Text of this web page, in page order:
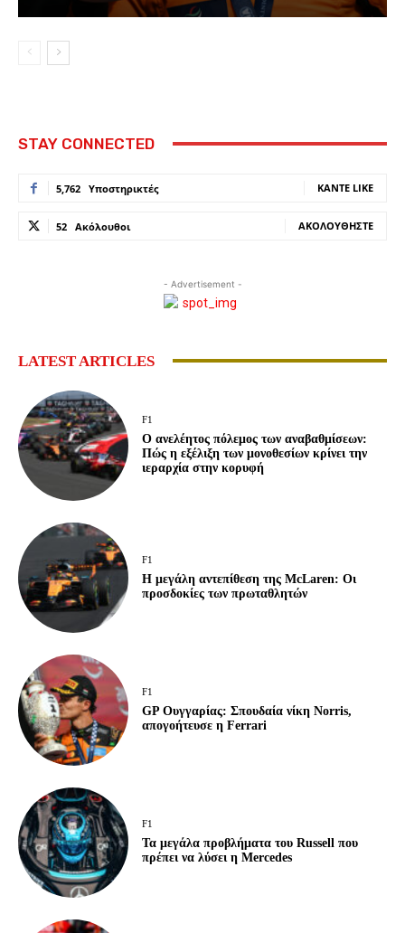
STAY CONNECTED
5,762 Υποστηρικτές ΚΆΝΤΕ LIKE
52 Ακόλουθοι ΑΚΟΛΟΥΘΉΣΤΕ
- Advertisement -
LATEST ARTICLES
F1
Ο ανελέητος πόλεμος των αναβαθμίσεων:
Πώς η εξέλιξη των μονοθεσίων κρίνει την
ιεραρχία στην κορυφή
F1
Η μεγάλη αντεπίθεση της McLaren: Οι
προσδοκίες των πρωταθλητών
F1
GP Ουγγαρίας: Σπουδαία νίκη Norris,
απογοήτευσε η Ferrari
F1
Τα μεγάλα προβλήματα του Russell που
πρέπει να λύσει η Mercedes